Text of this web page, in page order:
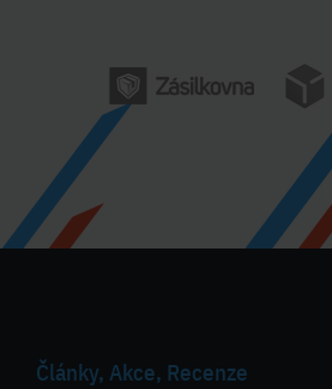
Články, Akce, Recenze